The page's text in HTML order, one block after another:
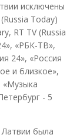
исключены
Today)
RT TV (Russia
«РБК-ТВ»,
24», «Россия
и близкое»,
«Музыка
- 5
Латвии была